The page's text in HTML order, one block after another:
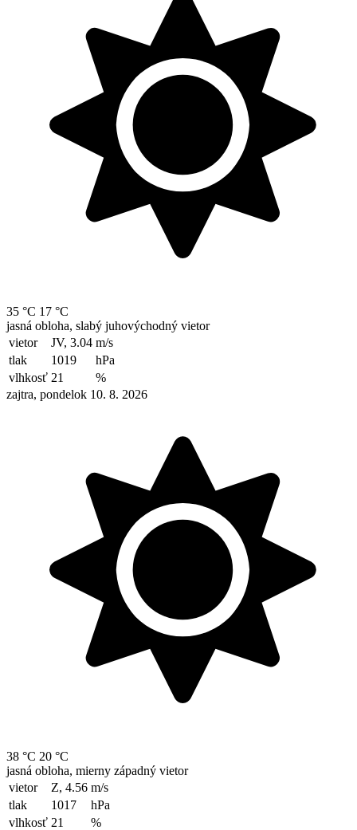
35 °C 17 °C
jasná obloha, slabý juhovýchodný vietor
vietor
JV, 3.04 m/s
tlak
1019
hPa
vlhkosť 21
%
zajtra, pondelok 10. 8. 2026
38 °C 20 °C
jasná obloha, mierny západný vietor
vietor
Z, 4.56 m/s
tlak
1017
hPa
vlhkosť 21
%